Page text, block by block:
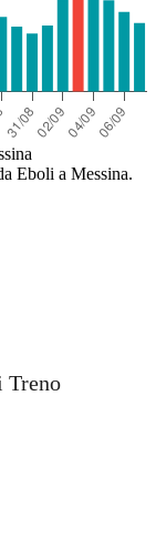
Eboli a Messina.
Treno